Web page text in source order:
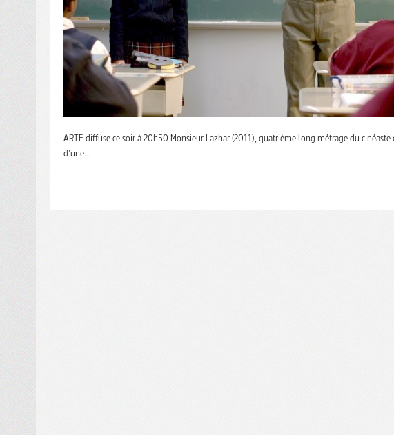
ARTE diffuse ce soir à 20h50 Monsieur Lazhar (2011), quatrième long métrage du
d’une…